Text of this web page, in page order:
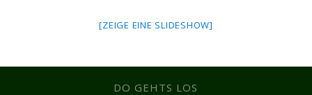
[ZEIGE EINE SLIDESHOW]
DO GEHTS LOS